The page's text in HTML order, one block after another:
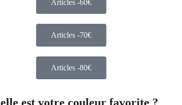
Articles -60€
Articles -70€
Articles -80€